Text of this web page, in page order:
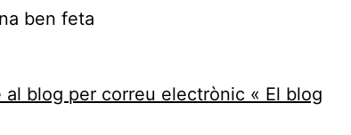
ben feta
al blog per correu electrònic « El blog